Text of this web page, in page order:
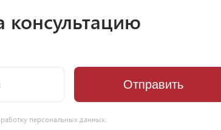
консультацию
Отправить
персональных данных.